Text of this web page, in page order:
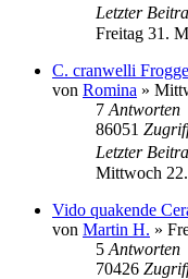
Letzter
Freitag 31.
C. cranwelli
von Romina »
7 Antworten
86051
Letzter
Mittwoch
Vido quakende
von Martin H. »
5 Antworten
70426